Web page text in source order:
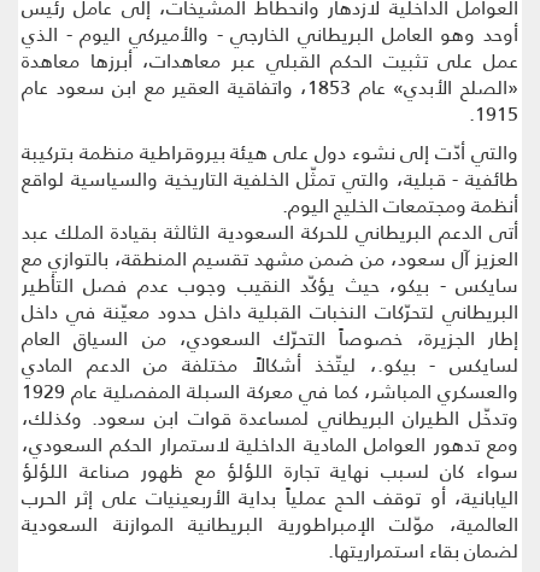
العوامل الداخلية لازدهار وانحطاط المشيخات، إلى عامل رئيس
أوحد وهو العامل البريطاني الخارجي - والأميركي اليوم - الذي
عمل على تثبيت الحكم القبلي عبر معاهدات، أبرزها معاهدة
«الصلح الأبدي» عام 1853، واتفاقية العقير مع ابن سعود عام
1915.
والتي أدّت إلى نشوء دول على هيئة بيروقراطية منظمة بتركيبة
طائفية - قبلية، والتي تمثّل الخلفية التاريخية والسياسية لواقع
أنظمة ومجتمعات الخليج اليوم.
أتى الدعم البريطاني للحركة السعودية الثالثة بقيادة الملك عبد
العزيز آل سعود، من ضمن مشهد تقسيم المنطقة، بالتوازي مع
سايكس - بيكو، حيث يؤكّد النقيب وجوب عدم فصل التأطير
البريطاني لتحرّكات النخبات القبلية داخل حدود معيّنة في داخل
إطار الجزيرة، خصوصاً التحرّك السعودي، من السياق العام
لسايكس - بيكو.، ليتّخذ أشكالاً مختلفة من الدعم المادي
والعسكري المباشر، كما في معركة السبلة المفصلية عام 1929
وتدخّل الطيران البريطاني لمساعدة قوات ابن سعود. وكذلك،
ومع تدهور العوامل المادية الداخلية لاستمرار الحكم السعودي،
سواء كان لسبب نهاية تجارة اللؤلؤ مع ظهور صناعة اللؤلؤ
اليابانية، أو توقف الحج عملياً بداية الأربعينيات على إثر الحرب
العالمية، موّلت الإمبراطورية البريطانية الموازنة السعودية
لضمان بقاء استمراريتها.